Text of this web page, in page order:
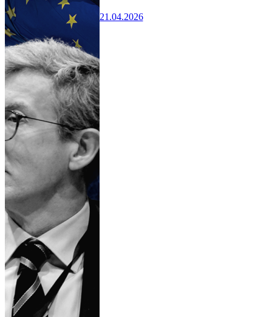
21.04.2026